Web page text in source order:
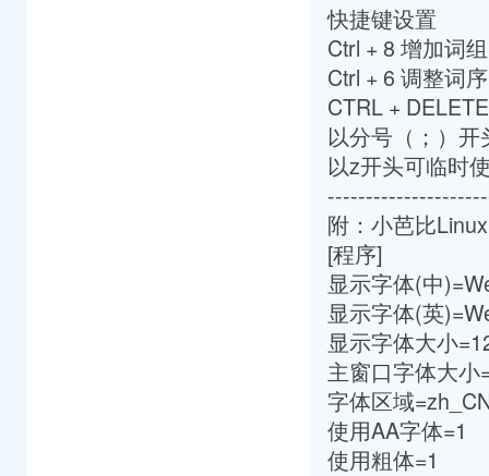
快捷键设置
Ctrl + 8 增加词组
Ctrl + 6 调整词序
CTRL +
以分号（；）
以z开头可临时
附：小芭比
[程序]
显示字体(中
显示字体(英
显示字体大小
主窗口字体大小
字体区域
使用AA字体=1
使用粗体=1